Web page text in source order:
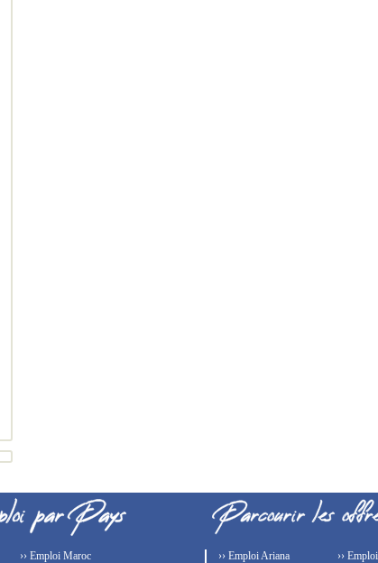
›› Emploi Maroc
›› Emploi Ariana
››